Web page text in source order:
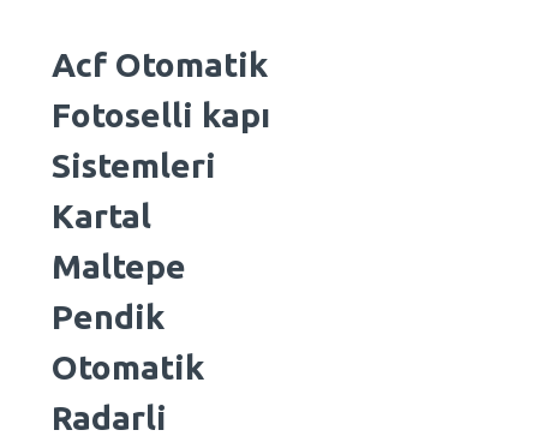
Acf Otomatik
Fotoselli kapı
Sistemleri
Kartal
Maltepe
Pendik
Otomatik
Radarli